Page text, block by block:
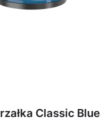
Classic Blue